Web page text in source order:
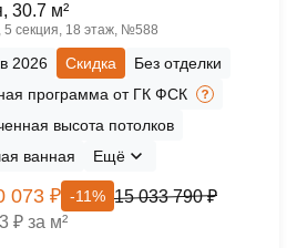
30.7 м²
5 секция, 18 этаж, №588
2026 Скидка
Без отделки
программа от ГК ФСК
высота потолков
ванная
Ещё
073 ₽ -11% 15 033 790 ₽
₽ за м²